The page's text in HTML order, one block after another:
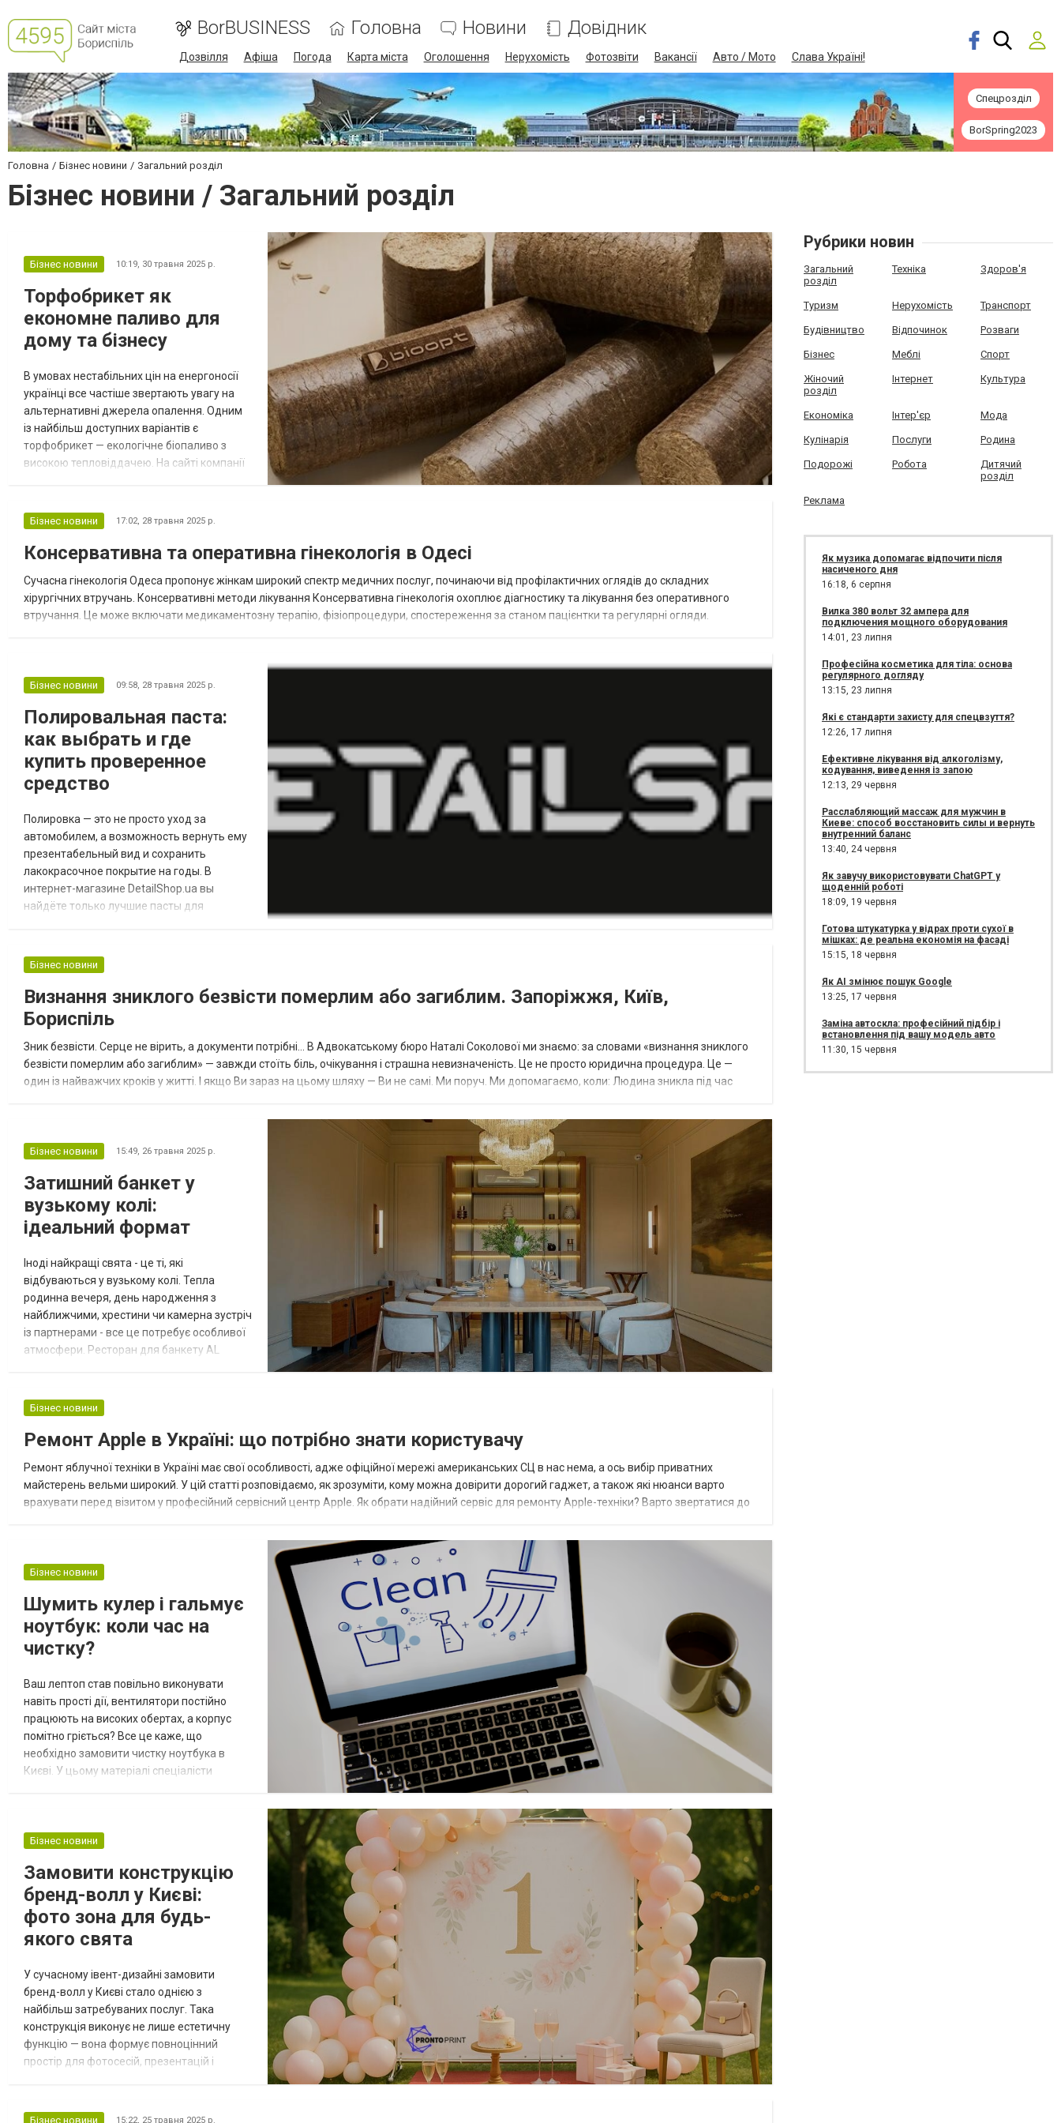
BorBUSINESS Головна Новини Довідник
Дозвілля Афіша Погода Карта міста Оголошення Нерухомість Фотозвіти Вакансії Авто / Мото Слава Україні!
Спецрозділ
BorSpring2023
Головна Бізнес новини Загальний розділ
Бізнес новини / Загальний розділ
Бізнес новини 10:19, 30 травня 2025 р.
Торфобрикет як
економне паливо для
дому та бізнесу
В умовах нестабільних цін на енергоносії
українці все частіше звертають увагу на
альтернативні джерела опалення. Одним
із найбільш доступних варіантів є
торфобрикет — екологічне біопаливо з
високою тепловіддачею. На сайті компанії
або промислового використання. Що таке
торфобрикет Торфобрикет — це
спресований торф, висушений і
сформований у щільні брикети. Вони
мають невеликий в...
Бізнес новини 17:02, 28 травня 2025 р.
Консервативна та оперативна гінекологія в Одесі
Сучасна гінекологія Одеса пропонує жінкам широкий спектр медичних послуг, починаючи від профілактичних оглядів до складних
хірургічних втручань. Консервативні методи лікування Консервативна гінекологія охоплює діагностику та лікування без оперативного
втручання. Це може включати медикаментозну терапію, фізіопроцедури, спостереження за станом пацієнтки та регулярні огляди.
Бізнес новини 09:58, 28 травня 2025 р.
Полировальная паста:
как выбрать и где
купить проверенное
средство
Полировка — это не просто уход за
автомобилем, а возможность вернуть ему
презентабельный вид и сохранить
лакокрасочное покрытие на годы. В
интернет-магазине DetailShop.ua вы
найдёте только лучшие пасты для
практического опыта и отзывов
профессиональных детейлеров. Мы —
официальный представитель CARPRO и
POLYTOP в Украине, а также
авторизованный реселлер бренда GYEON.
Это топовые производители, ко...
Бізнес новини
Визнання зниклого безвісти померлим або загиблим. Запоріжжя, Київ,
Бориспіль
Зник безвісти. Серце не вірить, а документи потрібні... В Адвокатському бюро Наталі Соколової ми знаємо: за словами «визнання зниклого
безвісти померлим або загиблим» — завжди стоїть біль, очікування і страшна невизначеність. Це не просто юридична процедура. Це —
один із найважчих кроків у житті. І якщо Ви зараз на цьому шляху — Ви не самі. Ми поруч. Ми допомагаємо, коли: Людина зникла під час
Бізнес новини 15:49, 26 травня 2025 р.
Затишний банкет у
вузькому колі:
ідеальний формат
Іноді найкращі свята - це ті, які
відбуваються у вузькому колі. Тепла
родинна вечеря, день народження з
найближчими, хрестини чи камерна зустріч
із партнерами - все це потребує особливої
атмосфери. Ресторан для банкету AL
комфорт, тишина та затишок грають
головну роль. Цей банкетний ресторан
розташований поруч із Києвом, на
Новообухівському шосе, і вже давно став
улюбленим місцем д...
Бізнес новини
Ремонт Apple в Україні: що потрібно знати користувачу
Ремонт яблучної техніки в Україні має свої особливості, адже офіційної мережі американських СЦ в нас нема, а ось вибір приватних
майстерень вельми широкий. У цій статті розповідаємо, як зрозуміти, кому можна довірити дорогий гаджет, а також які нюанси варто
врахувати перед візитом у професійний сервісний центр Apple. Як обрати надійний сервіс для ремонту Apple-техніки? Варто звертатися до
Бізнес новини
Шумить кулер і гальмує
ноутбук: коли час на
чистку?
Ваш лептоп став повільно виконувати
навіть прості дії, вентилятори постійно
працюють на високих обертах, а корпус
помітно гріється? Все це каже, що
необхідно замовити чистку ноутбука в
Києві. У цьому матеріалі спеціалісти
всередині будь-якого лептопа
небезпечно для радіатора — пил покриває
його поверхню, порушуючи відве...
Бізнес новини
Замовити конструкцію
бренд-волл у Києві:
фото зона для будь-
якого свята
У сучасному івент-дизайні замовити
бренд-волл у Києві стало однією з
найбільш затребуваних послуг. Така
конструкція виконує не лише естетичну
функцію — вона формує повноцінний
простір для фотосесій, презентацій і
використовують на весіллях, форумах,
Бізнес новини 15:22, 25 травня 2025 р.
Рубрики новин
Загальний
розділ
Техніка Здоров'я
Туризм Нерухомість Транспорт
Будівництво Відпочинок Розваги
Бізнес Меблі Спорт
Жіночий
розділ
Інтернет Культура
Економіка Інтер'єр Мода
Кулінарія Послуги Родина
Подорожі Робота
Дитячий
розділ
Реклама
Як музика допомагає відпочити після
насиченого дня
16:18, 6 серпня
Вилка 380 вольт 32 ампера для
подключения мощного оборудования
14:01, 23 липня
Професійна косметика для тіла: основа
регулярного догляду
13:15, 23 липня
Які є стандарти захисту для спецвзуття?
12:26, 17 липня
Ефективне лікування від алкоголізму,
кодування, виведення із запою
12:13, 29 червня
Расслабляющий массаж для мужчин в
Киеве: способ восстановить силы и вернуть
внутренний баланс
13:40, 24 червня
Як завучу використовувати ChatGPT у
щоденній роботі
18:09, 19 червня
Готова штукатурка у відрах проти сухої в
мішках: де реальна економія на фасаді
15:15, 18 червня
Як AI змінює пошук Google
13:25, 17 червня
Заміна автоскла: професійний підбір і
встановлення під вашу модель авто
11:30, 15 червня